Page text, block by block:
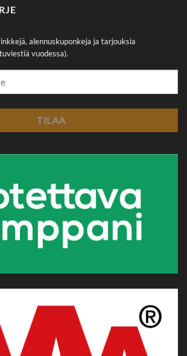
alennuskuponkeja ja tarjouksia
vuodessa).